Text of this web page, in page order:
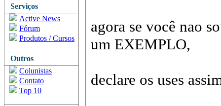
Serviços
Active News
Fórum
Produtos / Cursos
Outros
Colunistas
Contato
Top 10
agora se você nao
um EXEMPLO,
declare os uses